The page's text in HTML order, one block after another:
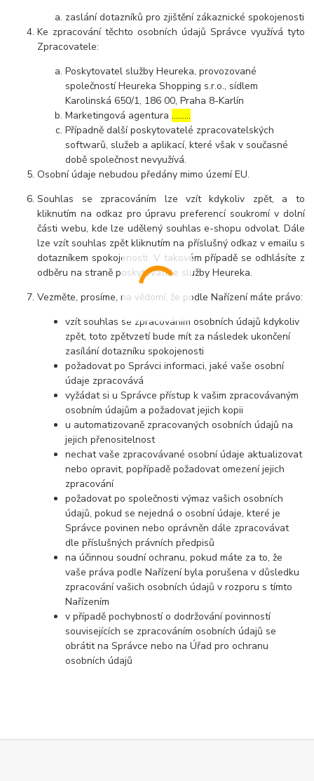
zaslání dotazníků pro zjištění zákaznické spokojenosti
Ke zpracování těchto osobních údajů Správce využívá tyto
Zpracovatele:
Poskytovatel služby Heureka, provozované
společností Heureka Shopping s.r.o., sídlem
Karolinská 650/1, 186 00, Praha 8-Karlín
Marketingová agentura………
Případně další poskytovatelé zpracovatelských
softwarů, služeb a aplikací, které však v současné
době společnost nevyužívá.
Osobní údaje nebudou předány mimo území EU.
Souhlas se zpracováním lze vzít kdykoliv zpět, a to
kliknutím na odkaz pro úpravu preferencí soukromí v dolní
části webu, kde lze udělený souhlas e-shopu odvolat. Dále
lze vzít souhlas zpět kliknutím na příslušný odkaz v emailu s
dotazníkem spokojenosti. V takovém případě se odhlásíte z
odběru na straně poskytovatele služby Heureka.
Vezměte, prosíme, na vědomí, že podle Nařízení máte právo:
vzít souhlas se zpracováním osobních údajů kdykoliv
zpět, toto zpětvzetí bude mít za následek ukončení
zasílání dotazníku spokojenosti
požadovat po Správci informaci, jaké vaše osobní
údaje zpracovává
vyžádat si u Správce přístup k vašim zpracovávaným
osobním údajům a požadovat jejich kopii
u automatizovaně zpracovaných osobních údajů na
jejich přenositelnost
nechat vaše zpracovávané osobní údaje aktualizovat
nebo opravit, popřípadě požadovat omezení jejich
zpracování
požadovat po společnosti výmaz vašich osobních
údajů, pokud se nejedná o osobní údaje, které je
Správce povinen nebo oprávněn dále zpracovávat
dle příslušných právních předpisů
na účinnou soudní ochranu, pokud máte za to, že
vaše práva podle Nařízení byla porušena v důsledku
zpracování vašich osobních údajů v rozporu s tímto
Nařízením
v případě pochybností o dodržování povinností
souvisejících se zpracováním osobních údajů se
obrátit na Správce nebo na Úřad pro ochranu
osobních údajů